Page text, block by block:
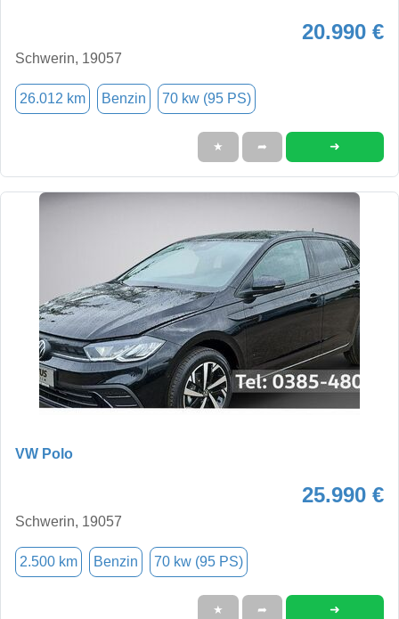
20.990 €
Schwerin, 19057
26.012 km Benzin 70 kw (95 PS)
★ ➦ ➜
VW Polo
25.990 €
Schwerin, 19057
2.500 km Benzin 70 kw (95 PS)
★ ➦ ➜